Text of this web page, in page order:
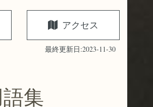
アクセス
最終更新日:2023-11-30
集